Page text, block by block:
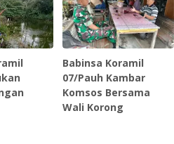
Babinsa Koramil
07/Pauh Kambar
Komsos Bersama
Wali Korong